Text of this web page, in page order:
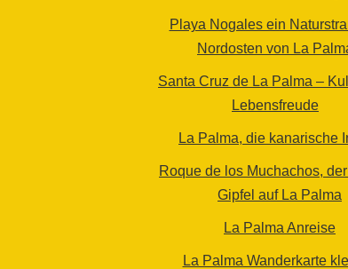
Playa Nogales ein
Nordosten von La
Santa Cruz de La Palma –
Lebensfreude
La Palma, die kanarische
Roque de los Muchachos,
Gipfel auf La Palma
La Palma Anreise
La Palma Wanderkarte